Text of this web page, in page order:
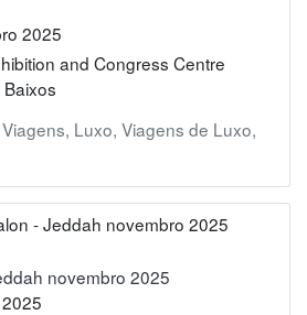
2025
and Congress Centre
Viagens, Luxo, Viagens de Luxo,
novembro 2025